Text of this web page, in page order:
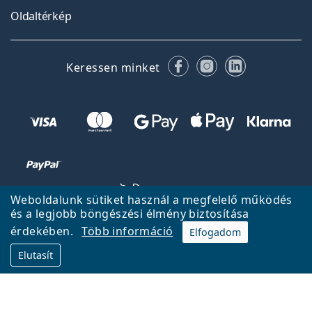
Weboldalunk sütiket használ a megfelelő működés
és a legjobb böngészési élmény biztosítása
érdekében.
Több információ
Elfogadom
Elutasít
Oldaltérkép
Keressen minket FacebookInstagram
LinkedIn
Fel
A Lentiamo.hu tulajdonosa és üzemeltetője a Lentiamo s.r.o.,